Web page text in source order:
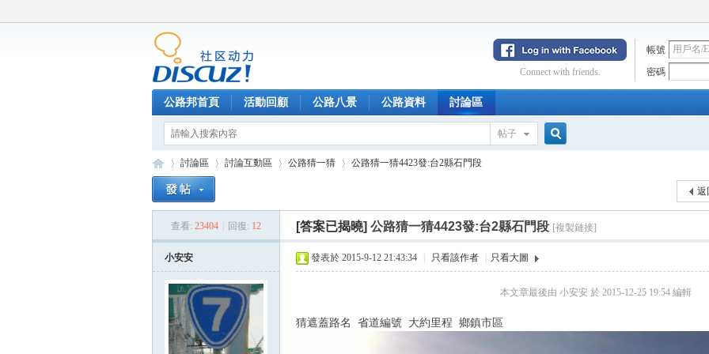
帳號
密碼
Connect with friends.
公路邦首頁 活動回顧 公路八景 公路資料 討論區
帖子
索
討論區
›
討論互動區 公路猜一猜
›
公路猜一猜4423發:台2縣石門段
返
查看: 23404 回復: 12 [答案已揭曉] 公路猜一猜4423發:台2縣石門段 [複製鏈接]
小安安 發表於 2015-9-12 21:43:34 只看該作者 只看大圖
本文章最後由 小安安 於 2015-12-25 19:54 編輯
猜遮蓋路名 省道編號 大約里程 鄉鎮市區